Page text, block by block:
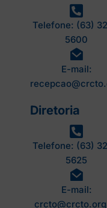
Telefone: (63)
5600
E-mail:
Diretoria
Telefone: (63)
5625
E-mail: